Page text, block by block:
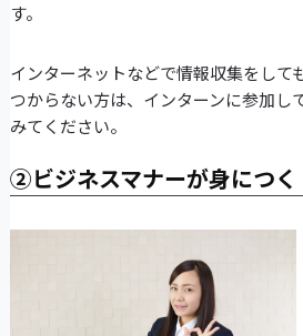
す。
インターネットなどで情報収集をして
つからない方は、インターンに参加し
みてください。
②ビジネスマナーが身につく